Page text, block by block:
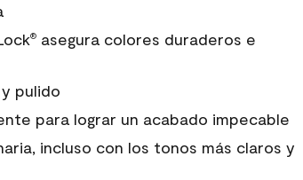
®asegura colores duraderos e
pulido
para lograr un acabado impecable
incluso con los tonos más claros y